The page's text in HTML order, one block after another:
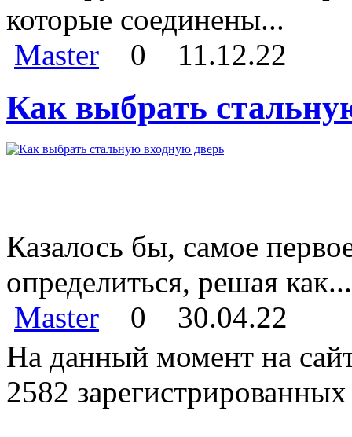
которые соединены...
Master
0 11.12.22
Как выбрать
Казалось бы, самое
определиться, решая как...
Master
0
30.04.22
На данный момент на
2582 зарегистрированных